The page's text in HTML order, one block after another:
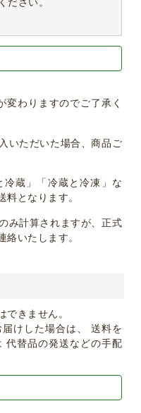
ださい。
わりますのでご了承く
いただいた場合、商品ご
冷蔵」「冷蔵と冷凍」な
料となります。
み計算されますが、正式
絡いたします。
できません。
けした場合は、 送料を
代替品の発送などの手配